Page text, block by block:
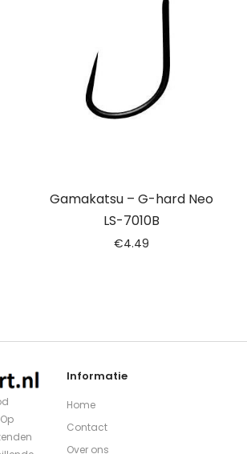
Gamakatsu – G-hard Neo
LS-7010B
€4.49
Informatie
Home
Contact
Over ons